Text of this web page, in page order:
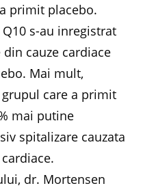
primit placebo.
s-au inregistrat
cauze cardiace
Mai mult,
care a primit
mai putine
spitalizare cauzata
dr. Mortensen